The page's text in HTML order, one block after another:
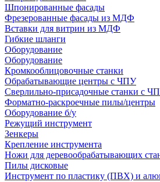
Шпонированные фасады
Фрезерованные фасады из МДФ
Вставки для витрин из МДФ
Гибкие шланги
Оборудование
Оборудование
Кромкооблицовочные станки
Обрабатывающие центры с ЧПУ
Сверлильно-присадочные станки с
Форматно-раскроечные пилы/центры
Оборудование б/у
Режущий инструмент
Зенкеры
Крепление инструмента
Ножи для деревообрабатывающих
Пилы дисковые
Инструмент по пластику (ПВХ) и